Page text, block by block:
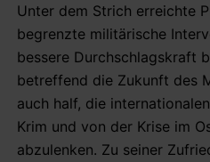
Unter dem Strich erreichte
begrenzte militärische
bessere Durchschlagskraft
betreffend die Zukunft des
auch half, die
Krim und von der Krise im
abzulenken. Zu seiner